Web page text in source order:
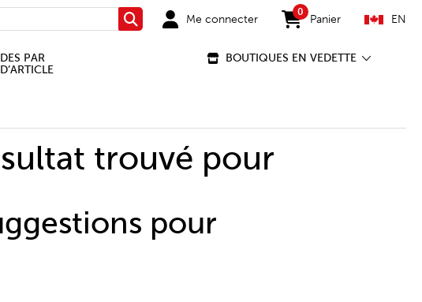
RechercherMe connecter
0
items in cart
Panier EN
PAR
BOUTIQUES EN VEDETTE
trouvé pour
pour